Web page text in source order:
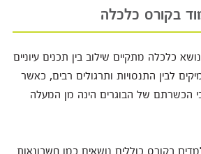
בקורס כלכלה
כלכלה מתקיים שילוב בין תכנים עיוניים
לבין התנסויות ותרגולים רבים, כאשר
הכשרתם של הבוגרים הינה מן המעלה
בקורס כוללים נושאים כמו חשבונאות